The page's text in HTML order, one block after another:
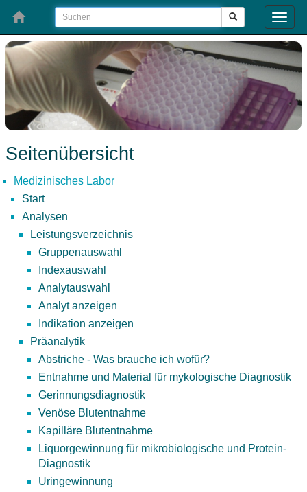
Toggle
Seitenübersicht
Medizinisches Labor
Start
Analysen
Leistungsverzeichnis
Gruppenauswahl
Indexauswahl
Analytauswahl
Analyt anzeigen
Indikation anzeigen
Präanalytik
Abstriche - Was brauche ich wofür?
Entnahme und Material für mykologische Diagnostik
Gerinnungsdiagnostik
Venöse Blutentnahme
Kapilläre Blutentnahme
Liquorgewinnung für mikrobiologische und Protein-
Diagnostik
Uringewinnung